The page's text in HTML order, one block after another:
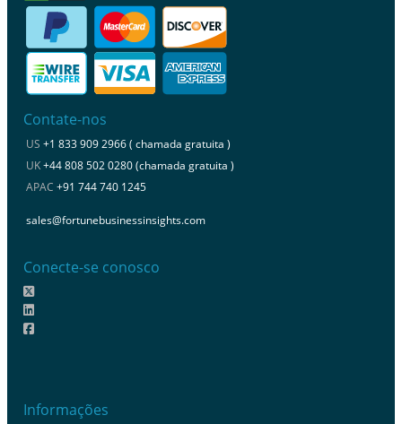
Contate-nos
US +1 833 909 2966 ( chamada gratuita )
UK+44 808 502 0280 (chamada gratuita )
APAC +91 744 740 1245
sales@fortunebusinessinsights.com
Conecte-se conosco
Informações